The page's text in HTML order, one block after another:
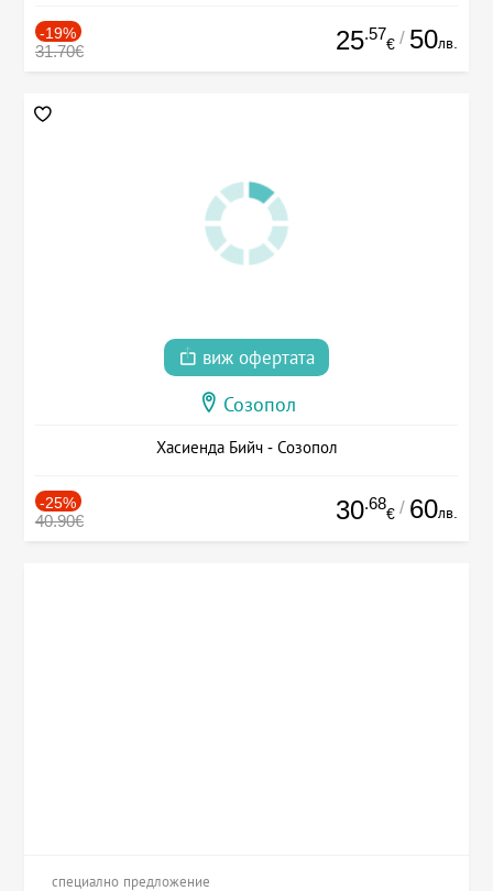
-19%
31.70€ 25.57
€ / 50лв.
виж офертата
Созопол
Хасиенда Бийч - Созопол
-25%
40.90€ 30.68
€ / 60лв.
специално предложение